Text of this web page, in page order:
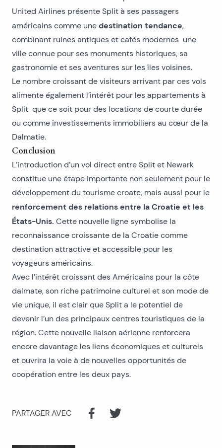
United Airlines présente Split à ses passagers
américains comme une destination tendance,
combinant ruines antiques et cafés modernes une
ville connue pour ses monuments historiques, sa
gastronomie et ses aventures sur les îles voisines.
Le nombre croissant de visiteurs arrivant par ces vols
alimente également l’intérêt pour les appartements à
Split que ce soit pour des locations de courte durée
ou comme investissements immobiliers au cœur de la
Dalmatie.
Conclusion
L’introduction d’un vol direct entre Split et Newark
constitue une étape importante non seulement pour le
développement du tourisme croate, mais aussi pour le
renforcement des relations entre la Croatie et les
États-Unis. Cette nouvelle ligne symbolise la
reconnaissance croissante de la Croatie comme
destination attractive et accessible pour les
voyageurs américains.
Avec l’intérêt croissant des Américains pour la côte
dalmate, son riche patrimoine culturel et son mode de
vie unique, il est clair que Split a le potentiel de
devenir l’un des principaux centres touristiques de la
région. Cette nouvelle liaison aérienne renforcera
encore davantage les liens économiques et culturels
et ouvrira la voie à de nouvelles opportunités de
coopération entre les deux pays.
PARTAGER AVEC